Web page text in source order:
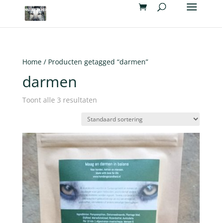
Home/ Producten getagged “darmen”
darmen
Toont alle 3 resultaten